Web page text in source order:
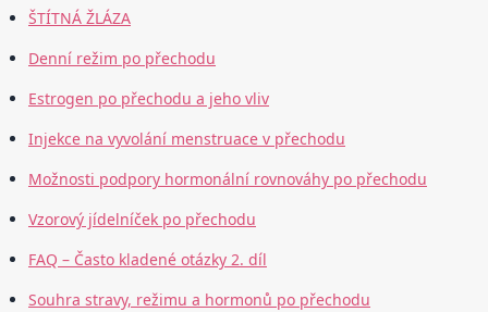
ŠTÍTNÁ ŽLÁZA
Denní režim po přechodu
Estrogen po přechodu a jeho vliv
Injekce na vyvolání menstruace v přechodu
Možnosti podpory hormonální rovnováhy po přechodu
Vzorový jídelníček po přechodu
FAQ – Často kladené otázky 2. díl
Souhra stravy, režimu a hormonů po přechodu